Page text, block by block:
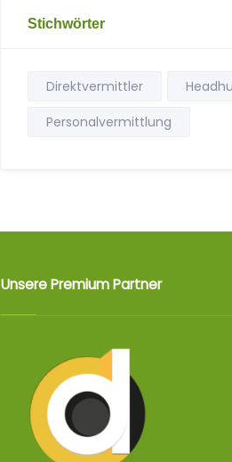
Stichwörter
Direktvermittler
Personalvermittlung
Unsere Premium Partner